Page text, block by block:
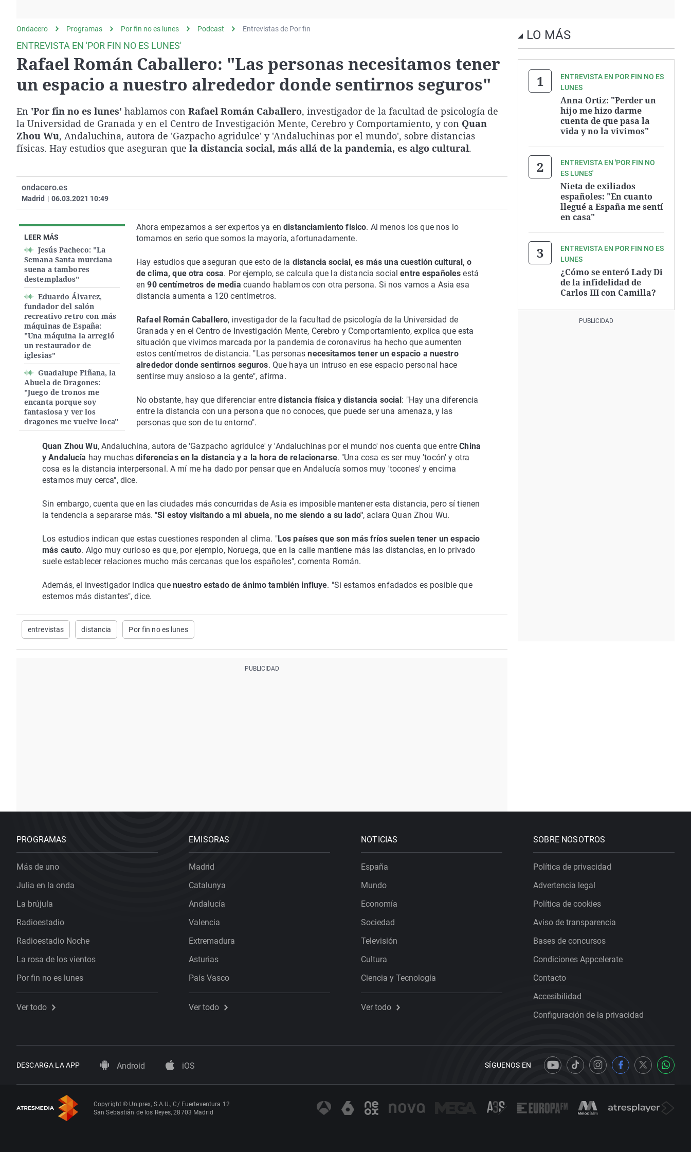
gato
Operación Viuda
Negra
Navarra
Ondacero Programas Por fin no es lunes Podcast Entrevistas de Por fin
ENTREVISTA EN 'POR FIN NO ES LUNES'
Rafael Román Caballero: "Las personas necesitamos tener
un espacio a nuestro alrededor donde sentirnos seguros"
En 'Por fin no es lunes' hablamos con Rafael Román Caballero, investigador de la facultad de psicología de
la Universidad de Granada y en el Centro de Investigación Mente, Cerebro y Comportamiento, y con Quan
Zhou Wu, Andaluchina, autora de 'Gazpacho agridulce' y 'Andaluchinas por el mundo', sobre distancias
físicas. Hay estudios que aseguran que la distancia social, más allá de la pandemia, es algo cultural.
ondacero.es
Madrid | 06.03.2021 10:49
LEER MÁS
Jesús Pacheco: "La
Semana Santa murciana
suena a tambores
destemplados"
Eduardo Álvarez,
fundador del salón
recreativo retro con más
máquinas de España:
"Una máquina la arregló
un restaurador de
iglesias"
Guadalupe Fiñana, la
Abuela de Dragones:
"Juego de tronos me
encanta porque soy
fantasiosa y ver los
dragones me vuelve loca"
Ahora empezamos a ser expertos ya en distanciamiento físico. Al menos los que nos lo
tomamos en serio que somos la mayoría, afortunadamente.
Hay estudios que aseguran que esto de la distancia social, es más una cuestión cultural, o
de clima, que otra cosa. Por ejemplo, se calcula que la distancia socialentre españoles está
en90 centímetros de media cuando hablamos con otra persona. Si nos vamos a Asia esa
distancia aumenta a 120 centímetros.
Rafael Román Caballero, investigador de la facultad de psicología de la Universidad de
Granada y en el Centro de Investigación Mente, Cerebro y Comportamiento, explica que esta
situación que vivimos marcada por la pandemia de coronavirus ha hecho que aumenten
estos centímetros de distancia. "Las personasnecesitamos tener un espacio a nuestro
alrededor donde sentirnos seguros. Que haya un intruso en ese espacio personal hace
sentirse muy ansioso a la gente", afirma.
No obstante, hay que diferenciar entredistancia física y distancia social: "Hay una diferencia
entre la distancia con una persona que no conoces, que puede ser una amenaza, y las
personas que son de tu entorno".
Quan Zhou Wu, Andaluchina, autora de 'Gazpacho agridulce' y 'Andaluchinas por el mundo' nos cuenta que entreChina
y Andalucía hay muchasdiferencias en la distancia y a la hora de relacionarse. "Una cosa es ser muy 'tocón' y otra
cosa es la distancia interpersonal. A mí me ha dado por pensar que en Andalucía somos muy 'tocones' y encima
estamos muy cerca", dice.
Sin embargo, cuenta que en las ciudades más concurridas de Asia es imposible mantener esta distancia, pero sí tienen
la tendencia a separarse más."Si estoy visitando a mi abuela, no me siendo a su lado", aclara Quan Zhou Wu.
Los estudios indican que estas cuestiones responden al clima. "Los países que son más fríos suelen tener un espacio
más cauto. Algo muy curioso es que, por ejemplo, Noruega, que en la calle mantiene más las distancias, en lo privado
suele establecer relaciones mucho más cercanas que los españoles", comenta Román.
Además, el investigador indica que nuestro estado de ánimo también influye. "Si estamos enfadados es posible que
estemos más distantes", dice.
entrevistas distancia Por fin no es lunes
LO MÁS
ENTREVISTA EN POR FIN NO ES
LUNES
Anna Ortiz: "Perder un
hijo me hizo darme
cuenta de que pasa la
vida y no la vivimos"
ENTREVISTA EN 'POR FIN NO
ES LUNES'
Nieta de exiliados
españoles: "En cuanto
llegué a España me sentí
en casa"
ENTREVISTA EN POR FIN NO ES
LUNES
¿Cómo se enteró Lady Di
de la infidelidad de
Carlos III con Camilla?
PROGRAMAS
Más de uno
Julia en la onda
La brújula
Radioestadio
Radioestadio Noche
La rosa de los vientos
Por fin no es lunes
Ver todo
EMISORAS
Madrid
Catalunya
Andalucía
Valencia
Extremadura
Asturias
País Vasco
Ver todo
NOTICIAS
España
Mundo
Economía
Sociedad
Televisión
Cultura
Ciencia y Tecnología
Ver todo
SOBRE NOSOTROS
Política de privacidad
Advertencia legal
Política de cookies
Aviso de transparencia
Bases de concursos
Condiciones Appcelerate
Contacto
Accesibilidad
Configuración de la privacidad
DESCARGA LA APP Android iOS SÍGUENOS EN
Copyright © Uniprex, S.A.U., C/ Fuerteventura 12
San Sebastián de los Reyes, 28703 Madrid